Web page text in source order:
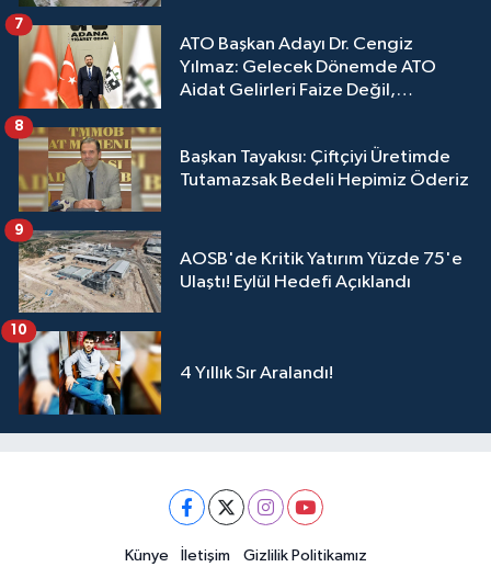
ATO Başkan Adayı Dr. Cengiz
Yılmaz: Gelecek Dönemde ATO
Aidat Gelirleri Faize Değil,
7
Başkan Tayakısı: Çiftçiyi Üretimde
Tutamazsak Bedeli Hepimiz Öderiz
8
AOSB'de Kritik Yatırım Yüzde 75'e
Ulaştı! Eylül Hedefi Açıklandı
9
4 Yıllık Sır Aralandı!
10
Künye İletişim Gizlilik Politikamız